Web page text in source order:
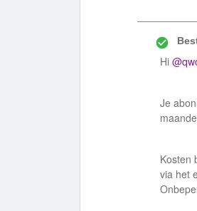
Hi
Je
Kosten
via het